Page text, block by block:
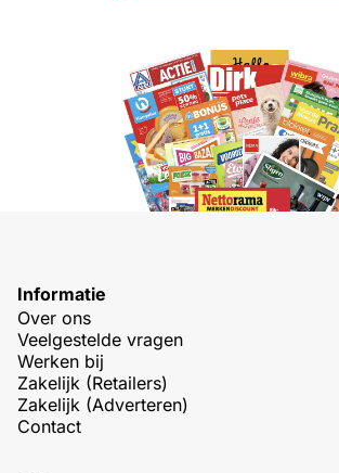
Informatie
Over ons
Veelgestelde vragen
Werken bij
Zakelijk (Retailers)
Zakelijk (Adverteren)
Contact